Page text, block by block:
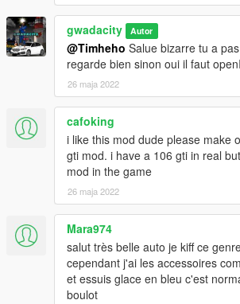
pas cette voiture pour d’autres jeux sans
l’aide et des conseils S’il vous plaît ne
voiture pour d’autres jeux sans permission
gwadacity Autor
@Timheho Salue bizarre tu a
regarde bien sinon oui il faut
26 maja 2022
cafoking
i like this mod dude please make
gti mod. i have a 106 gti in real
mod in the game
26 maja 2022
Mara974
salut très belle auto je kiff ce
cependant j'ai les accessoires
et essuis glace en bleu c'est
boulot